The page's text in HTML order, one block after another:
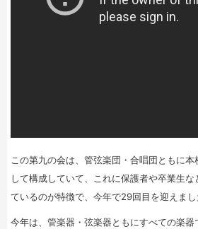
この第九の会は、管弦楽団・合唱団ともに
して構成していて、これに保護者や卒業生
ているのが特徴で、今年で29回目を迎えまし
今年は、管楽器・弦楽器ともにすべての楽器